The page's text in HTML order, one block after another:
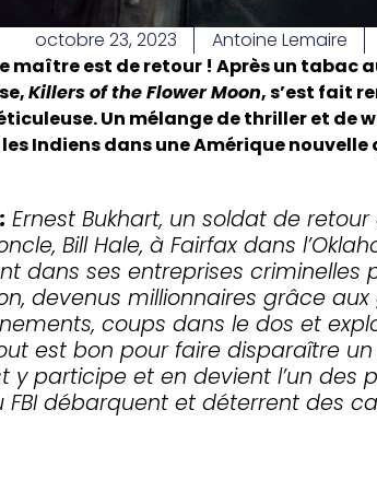
octobre 23, 2023 Antoine Lemaire
maître est de retour ! Après un tabac
Killers of the Flower Moon, s’est fait
Un mélange de thriller et de
Indiens dans une Amérique
Ernest Bukhart, un soldat de
Bill Hale, à Fairfax dans
dans ses entreprises criminelles
devenus millionnaires grâce
coups dans le dos et
est bon pour faire disparaître
y participe et en devient l’un
débarquent et déterrent des